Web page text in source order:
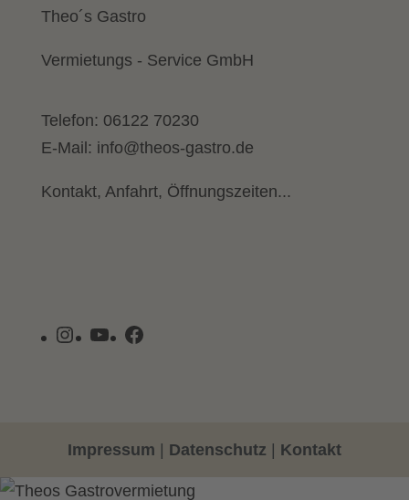
Theo´s Gastro
Vermietungs - Service GmbH
Telefon: 06122 70230
E-Mail: info@theos-gastro.de
Kontakt, Anfahrt, Öffnungszeiten...
Instagram
YouTubeFacebook
Impressum Datenschutz Kontakt